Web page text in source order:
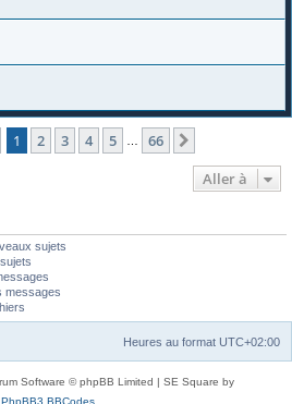
1sur66
1 2 3 4 5 66
Aller à
sujets
messages
Heures au format UTC+02:00
Software © phpBB Limited | SE Square by
PhpBB3 BBCodes